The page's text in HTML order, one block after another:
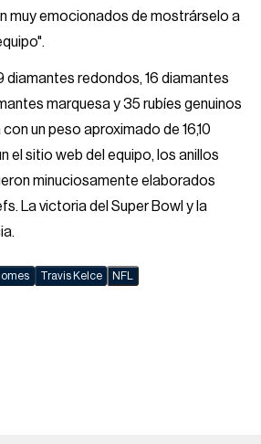
muy emocionados de mostrárselo a
redondos, 16 diamantes
marquesa y 35 rubíes genuinos
un peso aproximado de 16,10
el sitio web del equipo, los anillos
minuciosamente elaborados
La victoria del Super Bowl y la
Travis Kelce NFL